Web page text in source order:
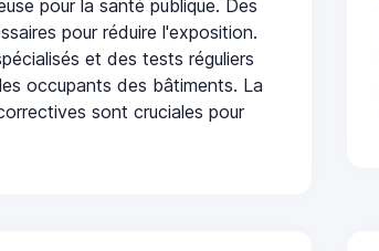
pour la santé publique. Des
pour réduire l'exposition.
et des tests réguliers
occupants des bâtiments. La
sont cruciales pour